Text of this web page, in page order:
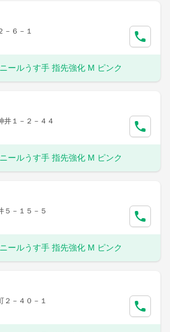
－６－１
ールうす手 指先強化 M ピンク
井１－２－４４
ールうす手 指先強化 M ピンク
５－１５－５
ールうす手 指先強化 M ピンク
２－４０－１